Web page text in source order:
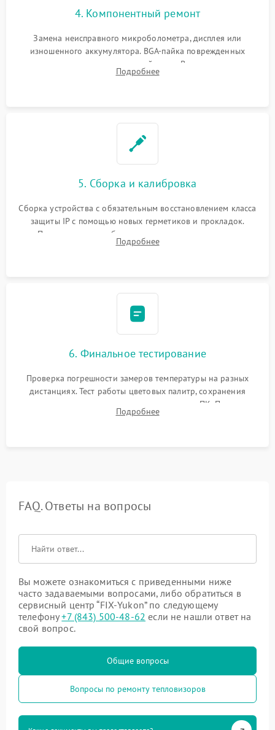
4. Компонентный ремонт
Замена неисправного микроболометра, дисплея или
изношенного аккумулятора. BGA-пайка поврежденных
контроллеров на материнской плате. Восстановление
разъемов и кнопок, замена поврежденных элементов
Подробнее
5. Сборка и калибровка
Сборка устройства с обязательным восстановлением класса
защиты IP с помощью новых герметиков и прокладок.
Программная калибровка матрицы по эталонному
абсолютно черному телу для точного измерения температур.
Подробнее
6. Финальное тестирование
Проверка погрешности замеров температуры на разных
дистанциях. Тест работы цветовых палитр, сохранения
термограмм в память и передачи данных на ПК. Проверка
автономности работы и итоговый контроль качества.
Подробнее
FAQ. Ответы на вопросы
Вы можете ознакомиться с приведенными ниже
часто задаваемыми вопросами, либо обратиться в
сервисный центр “FIX-Yukon” по следующему
телефону+7 (843) 500-48-62 если не нашли ответ на
свой вопрос.
Общие вопросы
Вопросы по ремонту тепловизоров